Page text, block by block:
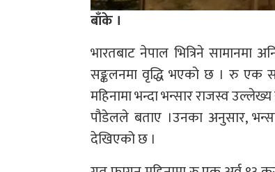
बाँके ।
भारतबाट नेपाल भित्रिने सामानमा
सङ्कलनमा वृद्धि भएको छ । रु एक
महिनामा भन्दा भन्सार राजस्व
पौडेलले बताए ।उनका अनुसार,
देखिएको छ ।